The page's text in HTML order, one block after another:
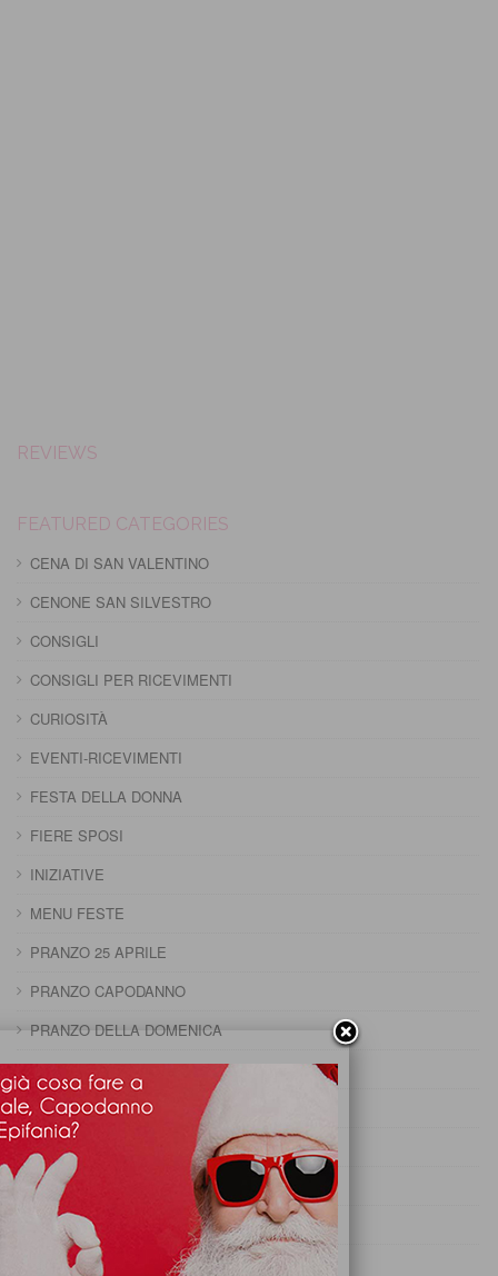
REVIEWS
FEATURED CATEGORIES
CENA DI SAN VALENTINO
CENONE SAN SILVESTRO
CONSIGLI
CONSIGLI PER RICEVIMENTI
CURIOSITÀ
EVENTI-RICEVIMENTI
FESTA DELLA DONNA
FIERE SPOSI
INIZIATIVE
MENU FESTE
PRANZO 25 APRILE
PRANZO CAPODANNO
PRANZO DELLA DOMENICA
PRANZO DELLA PENTOLACCIA
PRANZO DI CARNEVALE
PRANZO DI FERRAGOSTO
PRANZO DI OGNISSANTI
PRANZO DI PASQUA
PRANZO DI PASQUETTA